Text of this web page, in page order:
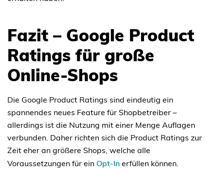
Fazit – Google Product
Ratings für große
Online-Shops
Die Google Product Ratings sind eindeutig ein
spannendes neues Feature für Shopbetreiber –
allerdings ist die Nutzung mit einer Menge Auflagen
verbunden. Daher richten sich die Product Ratings zur
Zeit eher an größere Shops, welche alle
Voraussetzungen für ein Opt-In erfüllen können.